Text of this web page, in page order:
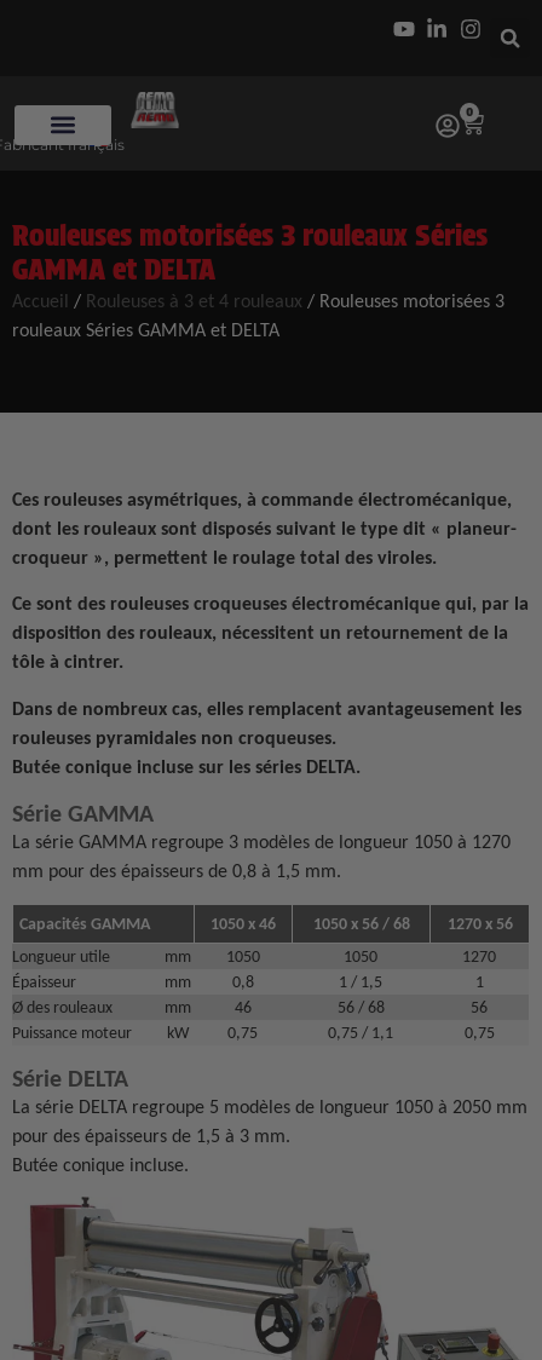
français
0
Rouleuses motorisées 3 rouleaux Séries
GAMMA et DELTA
Accueil / Rouleuses à 3 et 4 rouleaux / Rouleuses motorisées 3
rouleaux Séries GAMMA et DELTA
Ces rouleuses asymétriques, à commande électromécanique,
dont les rouleaux sont disposés suivant le type dit « planeur-
croqueur », permettent le roulage total des viroles.
Ce sont des rouleuses croqueuses électromécanique qui, par la
disposition des rouleaux, nécessitent un retournement de la
tôle à cintrer.
Dans de nombreux cas, elles remplacent avantageusement les
rouleuses pyramidales non croqueuses.
Butée conique incluse sur les séries DELTA.
Série GAMMA
La série GAMMA regroupe 3 modèles de longueur 1050 à 1270
mm pour des épaisseurs de 0,8 à 1,5 mm.
Capacités GAMMA 1050 x 46 1050 x 56 / 68
1270 x 56
Longueur utile
mm 1050 1050
1270
Épaisseur
mm 0,8 1 / 1,5
1
Ø des rouleaux
mm 46 56 / 68
56
Puissance moteur
kW 0,75 0,75 / 1,1 0,75
Série DELTA
La série DELTA regroupe 5 modèles de longueur 1050 à 2050 mm
pour des épaisseurs de 1,5 à 3 mm.
Butée conique incluse.